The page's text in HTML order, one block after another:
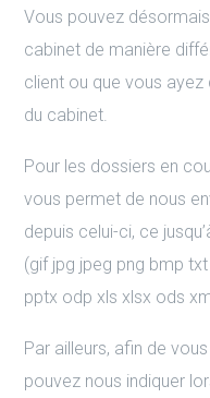
Vous pouvez
cabinet de manière
client ou que vous ayez
du cabinet.
Pour les dossiers en
vous permet de nous
depuis celui-ci, ce
(gif jpg jpeg png bmp
pptx odp xls xlsx ods
Par ailleurs, afin de
pouvez nous indiquer